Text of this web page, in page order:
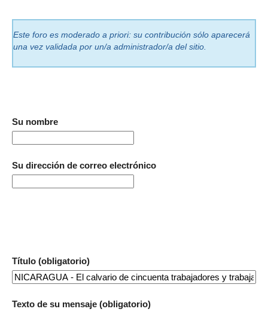
Este foro es moderado a priori: su contribución sólo aparecerá
una vez validada por un/a administrador/a del sitio.
Su nombre
Su dirección de correo electrónico
Título (obligatorio)
Texto de su mensaje (obligatorio)